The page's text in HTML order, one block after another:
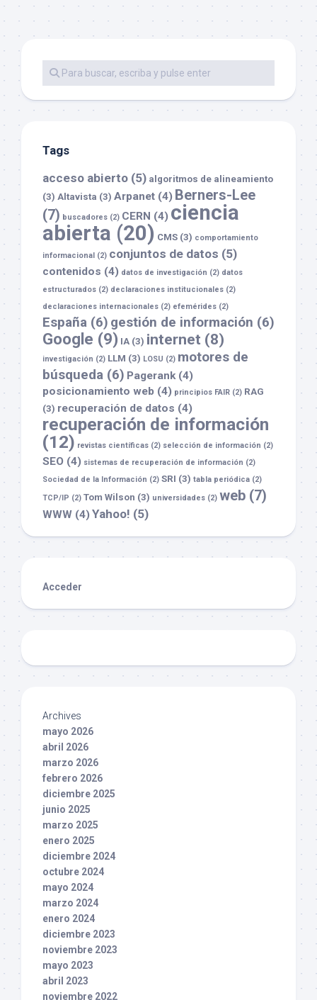
Tags
acceso abierto (5) algoritmos de alineamiento
(3) Altavista (3) Arpanet (4) Berners-Lee
(7) buscadores (2) CERN (4) ciencia
abierta (20) CMS (3) comportamiento
informacional (2) conjuntos de datos (5)
contenidos (4) datos de investigación (2) datos
estructurados (2) declaraciones institucionales (2)
declaraciones internacionales (2) efemérides (2)
España (6) gestión de información (6)
Google (9) IA (3) internet (8)
investigación (2) LLM (3) LOSU (2) motores de
búsqueda (6) Pagerank(4)
posicionamiento web (4) principios FAIR (2) RAG
(3) recuperación de datos (4)
recuperación de información
(12) revistas científicas (2) selección de información (2)
SEO (4) sistemas de recuperación de información (2)
Sociedad de la Información (2) SRI (3) tabla periódica (2)
TCP/IP (2) Tom Wilson (3) universidades (2) web (7)
WWW (4)Yahoo! (5)
Acceder
Archives
mayo 2026
abril 2026
marzo 2026
febrero 2026
diciembre 2025
junio 2025
marzo 2025
enero 2025
diciembre 2024
octubre 2024
mayo 2024
marzo 2024
enero 2024
diciembre 2023
noviembre 2023
mayo 2023
abril 2023
noviembre 2022